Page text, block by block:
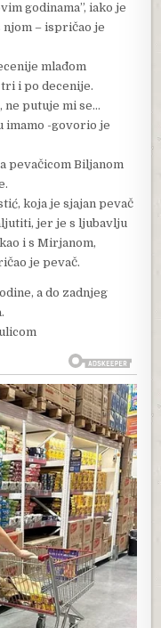
godinama”, iako je
njom – ispričao je
mlađom
i po decenije.
ne putuje mi se…
imamo -govorio je
pevačicom Biljanom
koja je sjajan pevač
jer je s ljubavlju
i s Mirjanom,
je pevač.
a do zadnjeg